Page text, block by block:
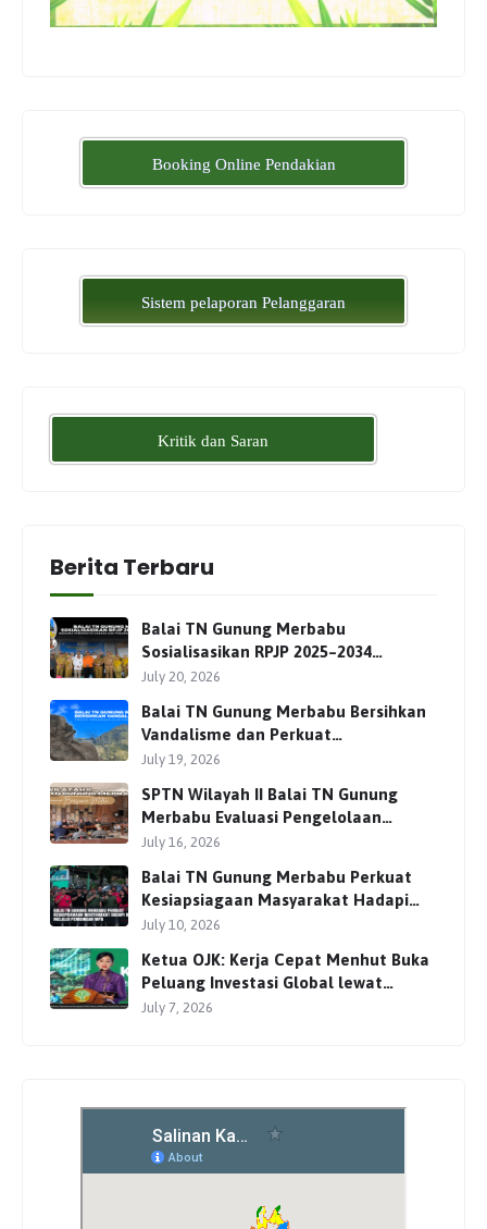
Booking Online Pendakian
Sistem pelaporan Pelanggaran
Kritik dan Saran
Berita Terbaru
Balai TN Gunung Merbabu
Sosialisasikan RPJP 2025–2034
Bersama Para Pemangku
July 20, 2026
Balai TN Gunung Merbabu Bersihkan
Vandalisme dan Perkuat
Pengamanan Jalur Pendakian
July 19, 2026
SPTN Wilayah II Balai TN Gunung
Merbabu Evaluasi Pengelolaan
Wisata Pendakian Bersama Mitra
July 16, 2026
Balai TN Gunung Merbabu Perkuat
Kesiapsiagaan Masyarakat Hadapi
Karhutla Melalui Pembinaan MPA
July 10, 2026
Ketua OJK: Kerja Cepat Menhut Buka
Peluang Investasi Global lewat
Perdagangan Karbon
July 7, 2026